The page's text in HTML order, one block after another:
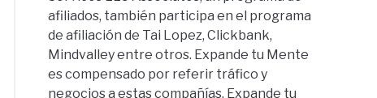
afiliados, también participa en el programa
de afiliación de Tai Lopez, Clickbank,
Mindvalley entre otros. Expande tu Mente
es compensado por referir tráfico y
negocios a estas compañías. Expande tu